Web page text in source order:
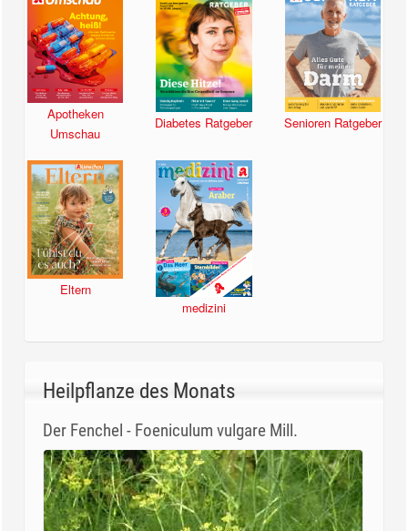
Apotheken
Umschau
Diabetes Ratgeber Senioren Ratgeber
Eltern
medizini
Heilpflanze des Monats
Der Fenchel - Foeniculum vulgare Mill.